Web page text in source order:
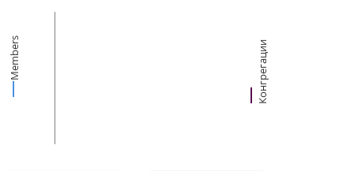
Members Конгрегации